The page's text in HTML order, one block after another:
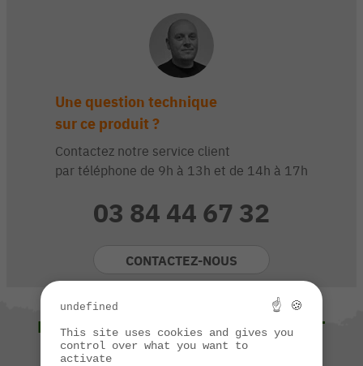
Une question technique
sur ce produit ?
Contactez notre service client
par téléphone de 9h à 13h et de 14h à 17h
03 84 44 67 32
CONTACTEZ-NOUS
NOUS VOUS SUGGÉRONS ÉGALEMENT
undefined ☝ 🍪
This site uses cookies and gives you
control over what you want to
activate